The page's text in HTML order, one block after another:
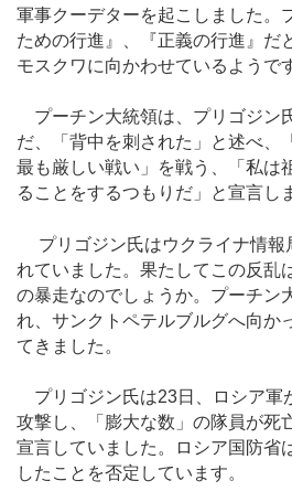
軍事クーデターを起こしました。
ための行進』、『正義の行進』だ
モスクワに向かわせているようで
プーチン大統領は、プリゴジン
だ、「背中を刺された」と述べ、
最も厳しい戦い」を戦う、「私は
ることをするつもりだ」と宣言し
プリゴジン氏はウクライナ情報
れていました。果たしてこの反乱
の暴走なのでしょうか。プーチン
れ、サンクトペテルブルグへ向か
てきました。
プリゴジン氏は23日、ロシア軍
攻撃し、「膨大な数」の隊員が死
宣言していました。ロシア国防省
したことを否定しています。